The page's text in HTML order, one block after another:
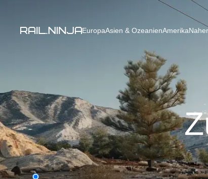
EuropaAsien & OzeanienAmerika